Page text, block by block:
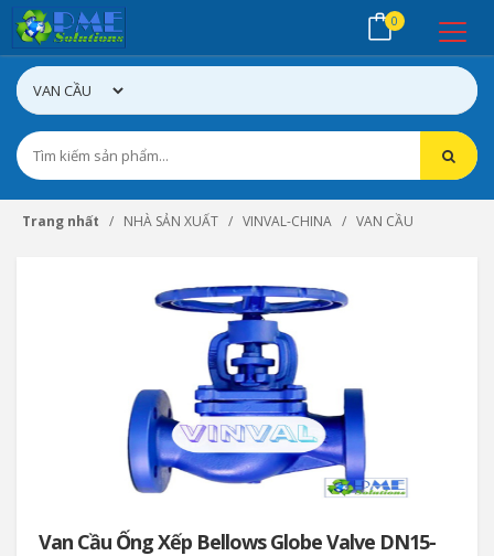
0
Trang nhất NHÀ SẢN XUẤT VINVAL-CHINA VAN CẦU
Van Cầu Ống Xếp Bellows Globe Valve DN15-